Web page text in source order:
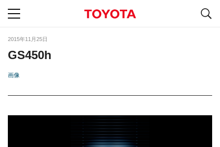
2015年11月25日
GS450h
画像